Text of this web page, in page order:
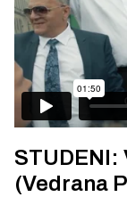
STUDENI:
(Vedrana